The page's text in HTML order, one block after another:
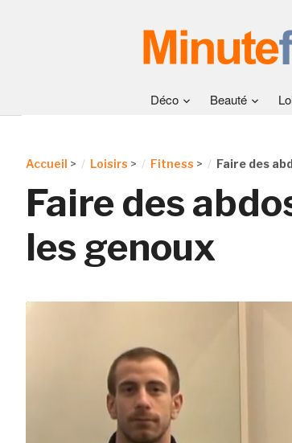
Déco Beauté
Accueil > Loisirs > Fitness > Faire des
Faire des
les genoux